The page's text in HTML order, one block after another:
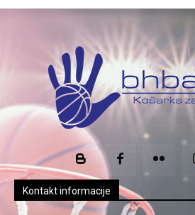
Kontakt informacije